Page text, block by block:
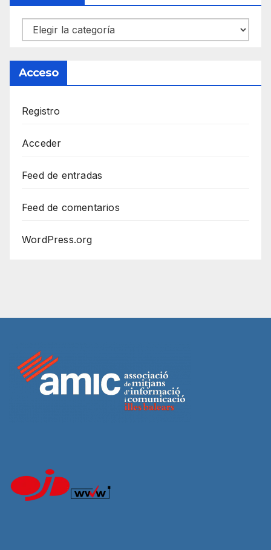
Categorías
Acceso
Registro
Acceder
Feed de entradas
Feed de comentarios
WordPress.org